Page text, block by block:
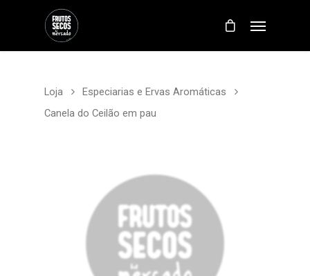
Loja
Especiarias e Ervas Aromáticas
Canela do Ceilão em pau